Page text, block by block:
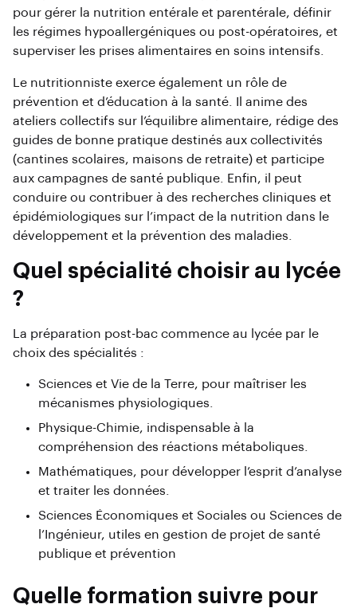
pour gérer la nutrition entérale et parentérale, définir
les régimes hypoallergéniques ou post-opératoires, et
superviser les prises alimentaires en soins intensifs.
Le nutritionniste exerce également un rôle de
prévention et d’éducation à la santé. Il anime des
ateliers collectifs sur l’équilibre alimentaire, rédige des
guides de bonne pratique destinés aux collectivités
(cantines scolaires, maisons de retraite) et participe
aux campagnes de santé publique. Enfin, il peut
conduire ou contribuer à des recherches cliniques et
épidémiologiques sur l’impact de la nutrition dans le
développement et la prévention des maladies.
Quel spécialité choisir au lycée
?
La préparation post-bac commence au lycée par le
choix des spécialités :
Sciences et Vie de la Terre, pour maîtriser les
mécanismes physiologiques.
Physique-Chimie, indispensable à la
compréhension des réactions métaboliques.
Mathématiques, pour développer l’esprit d’analyse
et traiter les données.
Sciences Économiques et Sociales ou Sciences de
l’Ingénieur, utiles en gestion de projet de santé
publique et prévention
Quelle formation suivre pour